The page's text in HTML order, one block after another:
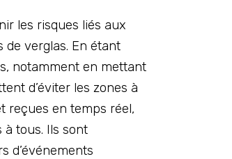
les risques liés aux
de verglas. En étant
notamment en mettant
d’éviter les zones à
reçues en temps réel,
tous. Ils sont
d’événements